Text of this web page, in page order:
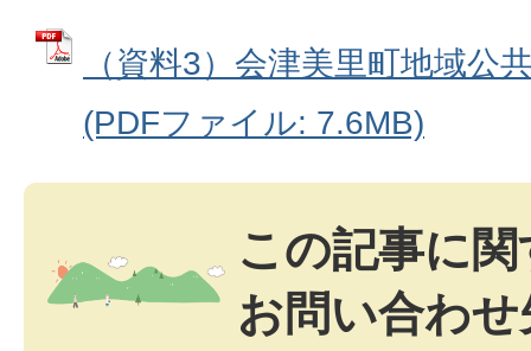
（資料3）会津美里町地域公
(PDFファイル: 7.6MB)
この記事に
お問い合わせ